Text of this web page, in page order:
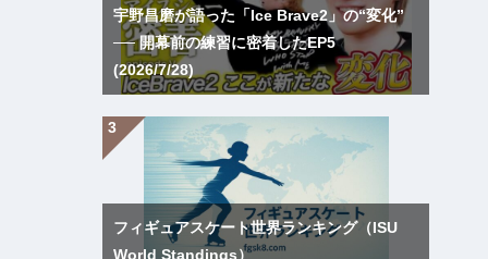
宇野昌磨が語った「Ice Brave2」の“変化”
── 開幕前の練習に密着したEP5
(2026/7/28)
フィギュアスケート世界ランキング（ISU
World Standings）